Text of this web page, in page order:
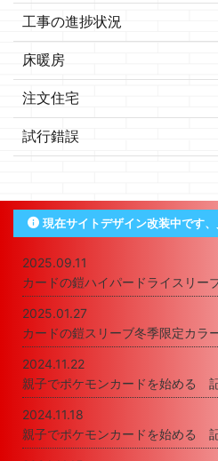
工事の進捗状況
床暖房
注文住宅
試行錯誤
現在サイトデザイン改装中です
2025.09.11
カードの鎧ハイパードライスリー
2025.01.27
カードの鎧スリーブ冬季限定カラ
2024.11.22
親子でポケモンカードを始める
2024.11.18
親子でポケモンカードを始める